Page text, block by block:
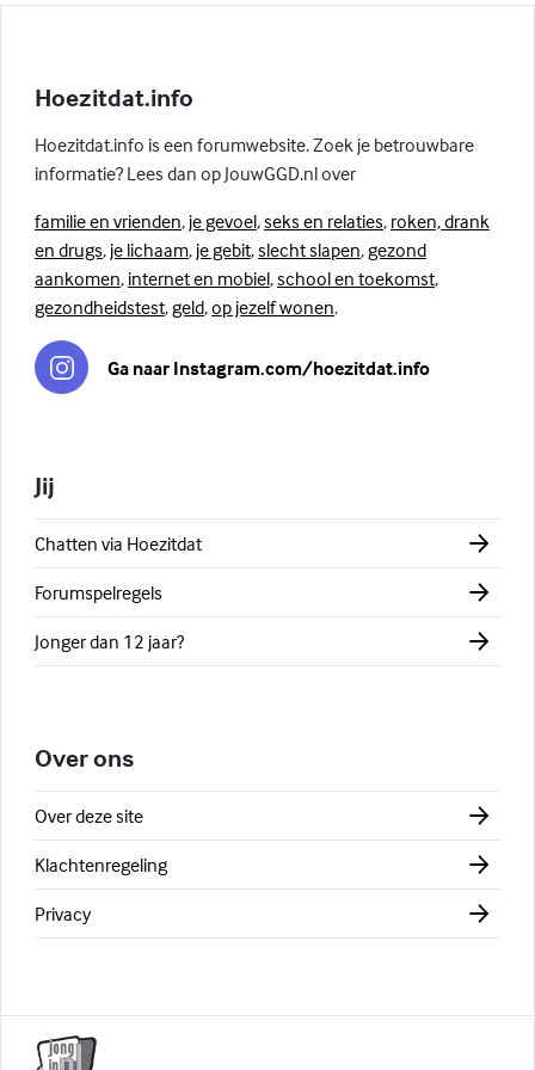
Hoezitdat.info
Hoezitdat.info is een forumwebsite. Zoek je betrouwbare
informatie? Lees dan op JouwGGD.nl over
familie en vrienden, je gevoel,seks en relaties, roken, drank
en drugs, je lichaam, je gebit,slecht slapen,gezond
aankomen, internet en mobiel,school en toekomst,
gezondheidstest,geld,op jezelf wonen.
Ga naar Instagram.com/hoezitdat.info
Jij
Chatten via Hoezitdat
Forumspelregels
Jonger dan 12 jaar?
Over ons
Over deze site
Klachtenregeling
Privacy